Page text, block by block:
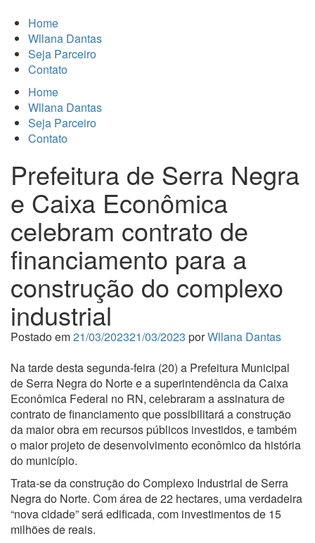
Home
Wllana Dantas
Seja Parceiro
Contato
Home
Wllana Dantas
Seja Parceiro
Contato
Prefeitura de Serra Negra
e Caixa Econômica
celebram contrato de
financiamento para a
construção do complexo
industrial
Postado em21/03/202321/03/2023 porWllana Dantas
Na tarde desta segunda-feira (20) a Prefeitura Municipal
de Serra Negra do Norte e a superintendência da Caixa
Econômica Federal no RN, celebraram a assinatura de
contrato de financiamento que possibilitará a construção
da maior obra em recursos públicos investidos, e também
o maior projeto de desenvolvimento econômico da história
do município.
Trata-se da construção do Complexo Industrial de Serra
Negra do Norte. Com área de 22 hectares, uma verdadeira
“nova cidade” será edificada, com investimentos de 15
milhões de reais.